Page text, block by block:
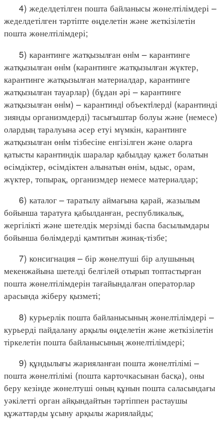
4) жеделдетілген пошта байланысы жөнелтілімдері –
жеделдетілген тәртіпте өңделетін және жеткізілетін
пошта жөнелтілімдері;
5) карантинге жатқызылған өнiм – карантинге
жатқызылған өнiм (карантинге жатқызылған жүктер,
карантинге жатқызылған материалдар, карантинге
жатқызылған тауарлар) (бұдан әрі – карантинге
жатқызылған өнiм) – карантиндi объектiлердi (карантинді
зиянды организмдерді) тасығыштар болуы және (немесе)
олардың таралуына әсер етуі мүмкін, карантинге
жатқызылған өнiм тізбесіне енгізілген және оларға
қатысты карантиндік шаралар қабылдау қажет болатын
өсімдіктер, өсімдіктен алынатын өнім, ыдыс, орам,
жүктер, топырақ, организмдер немесе материалдар;
6) каталог – таратылу аймағына қарай, жазылым
бойынша таратуға қабылданған, республикалық,
жергілікті және шетелдік мерзімді баспа басылымдары
бойынша бөлімдерді қамтитын жинақ-тізбе;
7) консигнация – бір жөнелтуші бір алушының
мекенжайына шетелді белгілей отырып топтастырған
пошта жөнелтілімдерін тағайындалған операторлар
арасында жіберу қызметі;
8) курьерлік пошта байланысының жөнелтілімдері –
курьерді пайдалану арқылы өңделетін және жеткізілетін
тіркелетін пошта байланысының жөнелтілімдері;
9) құндылығы жарияланған пошта жөнелтілімі –
пошта жөнелтілімі (пошта карточкасынан басқа), оны
беру кезінде жөнелтуші оның құнын пошта саласындағы
уәкілетті орган айқындайтын тәртіппен растаушы
құжаттарды ұсыну арқылы жариялайды;